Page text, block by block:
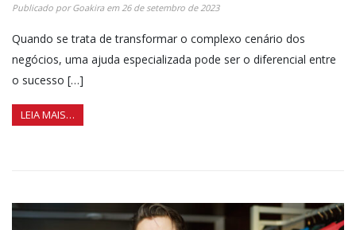
Publicado porGoakiraem26 de setembro de 2023
Quando se trata de transformar o complexo cenário dos
negócios, uma ajuda especializada pode ser o diferencial entre
o sucesso […]
LEIA MAIS…